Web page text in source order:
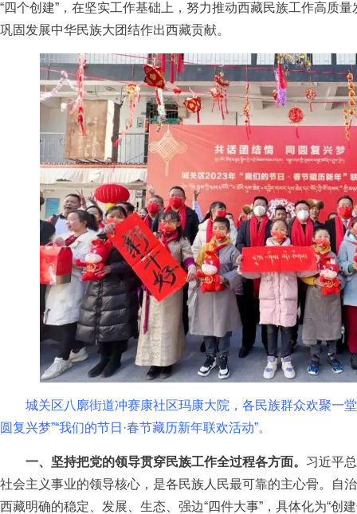
“四个创建”，在坚实工作基础上，努力推动西藏民族工作高质
巩固发展中华民族大团结作出西藏贡献。
城关区八廓街道冲赛康社区玛康大院，各民族群众欢聚一堂
圆复兴梦”“我们的节日·春节藏历新年联欢活动”。
一、坚持把党的领导贯穿民族工作全过程各方面。 习近平
社会主义事业的领导核心，是各民族人民最可靠的主心骨。自
西藏明确的稳定、发展、生态、强边“四件大事”，具体化为“创